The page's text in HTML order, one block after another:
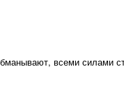
всеми силами